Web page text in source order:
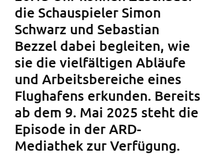
die Schauspieler Simon
Schwarz und Sebastian
Bezzel dabei begleiten, wie
sie die vielfältigen Abläufe
und Arbeitsbereiche eines
Flughafens erkunden. Bereits
ab dem 9. Mai 2025 steht die
Episode in der ARD-
Mediathek zur Verfügung.